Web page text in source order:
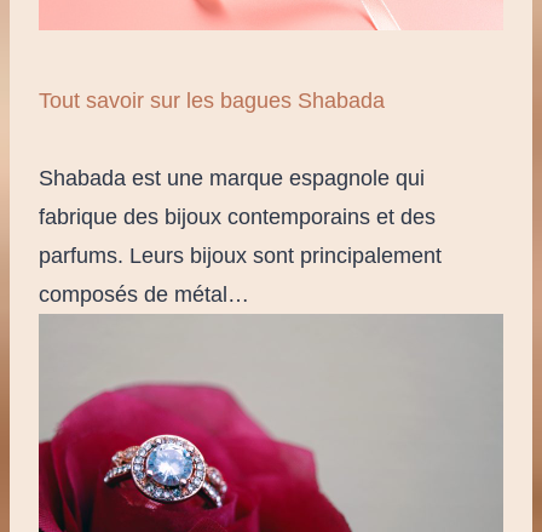
Tout savoir sur les bagues Shabada
Shabada est une marque espagnole qui
fabrique des bijoux contemporains et des
parfums. Leurs bijoux sont principalement
composés de métal…